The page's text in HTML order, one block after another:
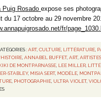
Puig Rosado expose ses
du 17 octobre au 29 novembre
fr/
:ART, CULTURE, LITTÉRATURE,
,ANNABEL BUFFET,ART,
DE MONTPARNASSE, LEE MILLER,
STABLEY, MISIA SERT, MODÈLE,
, PHOTOGRAPHIE, ULTRA VIOLET,